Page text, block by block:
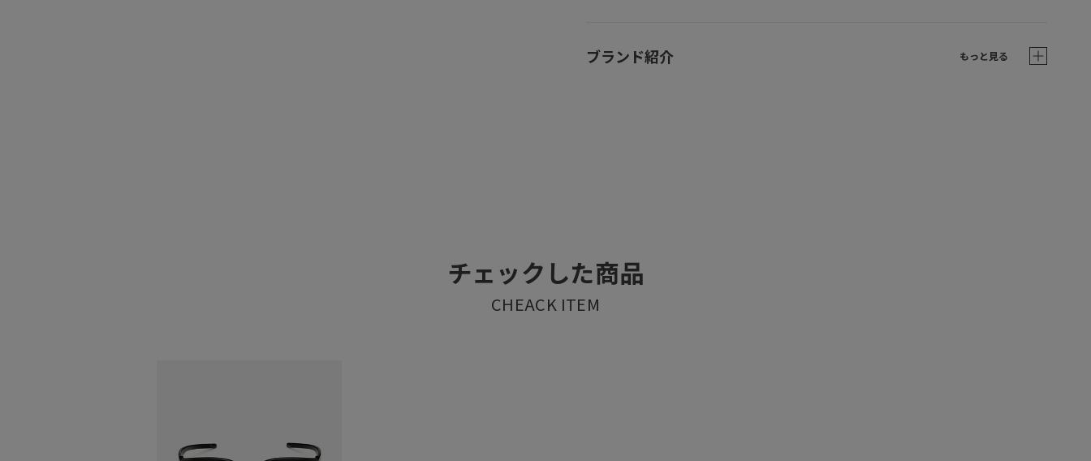
ブランド紹介 もっと見る
チェックした商品